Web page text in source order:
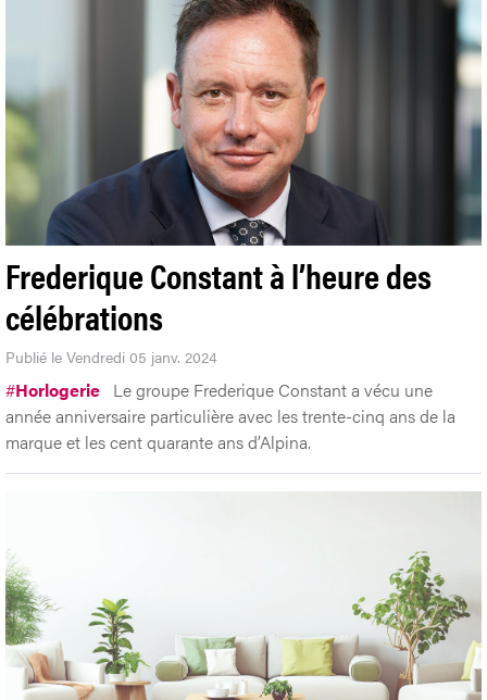
Frederique Constant à l’heure des
célébrations
Publié le Vendredi 05 janv. 2024
#Horlogerie Le groupe Frederique Constant a vécu une
année anniversaire particulière avec les trente-cinq ans de la
marque et les cent quarante ans d’Alpina.